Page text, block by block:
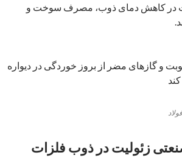
در کاهش دمای ذوب، مصرف سوخت و
و گازهای مضر از بروز خوردگی در دیواره
زئولیت در ذوب فلزات